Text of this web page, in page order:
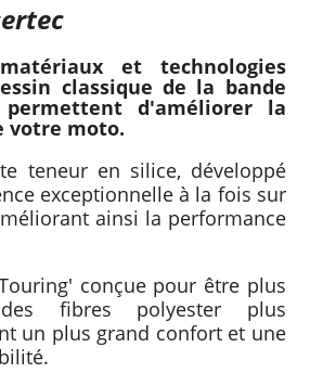
et technologies
classique de la bande
d'améliorer la
votre moto.
teneur en silice, développé
exceptionnelle à la fois sur
ainsi la performance
conçue pour être plus
fibres polyester plus
un plus grand confort et une